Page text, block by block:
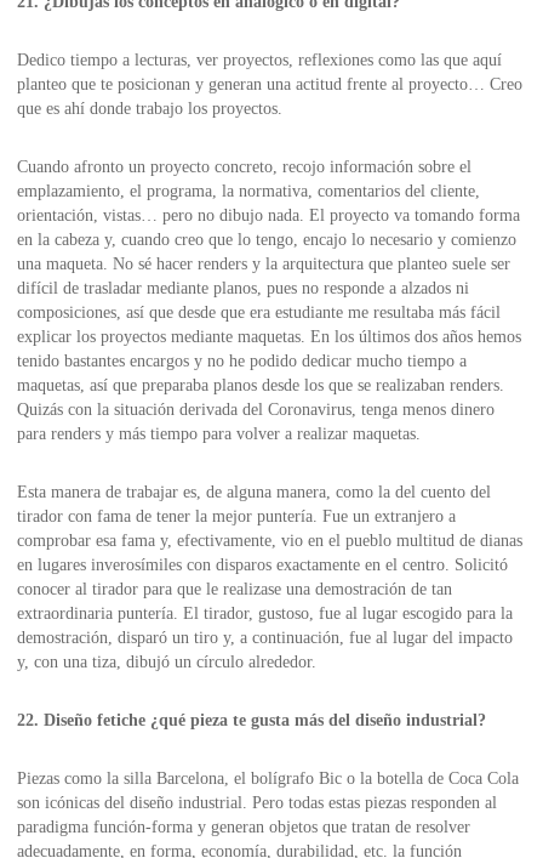
Dedico tiempo a lecturas, ver proyectos, reflexiones como las que aquí
planteo que te posicionan y generan una actitud frente al proyecto… Creo
que es ahí donde trabajo los proyectos.
Cuando afronto un proyecto concreto, recojo información sobre el
emplazamiento, el programa, la normativa, comentarios del cliente,
orientación, vistas… pero no dibujo nada. El proyecto va tomando forma
en la cabeza y, cuando creo que lo tengo, encajo lo necesario y comienzo
una maqueta. No sé hacer renders y la arquitectura que planteo suele ser
difícil de trasladar mediante planos, pues no responde a alzados ni
composiciones, así que desde que era estudiante me resultaba más fácil
explicar los proyectos mediante maquetas. En los últimos dos años hemos
tenido bastantes encargos y no he podido dedicar mucho tiempo a
maquetas, así que preparaba planos desde los que se realizaban renders.
Quizás con la situación derivada del Coronavirus, tenga menos dinero
para renders y más tiempo para volver a realizar maquetas.
Esta manera de trabajar es, de alguna manera, como la del cuento del
tirador con fama de tener la mejor puntería. Fue un extranjero a
comprobar esa fama y, efectivamente, vio en el pueblo multitud de dianas
en lugares inverosímiles con disparos exactamente en el centro. Solicitó
conocer al tirador para que le realizase una demostración de tan
extraordinaria puntería. El tirador, gustoso, fue al lugar escogido para la
demostración, disparó un tiro y, a continuación, fue al lugar del impacto
y, con una tiza, dibujó un círculo alrededor.
22. Diseño fetiche ¿qué pieza te gusta más del diseño industrial?
Piezas como la silla Barcelona, el bolígrafo Bic o la botella de Coca Cola
son icónicas del diseño industrial. Pero todas estas piezas responden al
paradigma función-forma y generan objetos que tratan de resolver
adecuadamente, en forma, economía, durabilidad, etc. la función